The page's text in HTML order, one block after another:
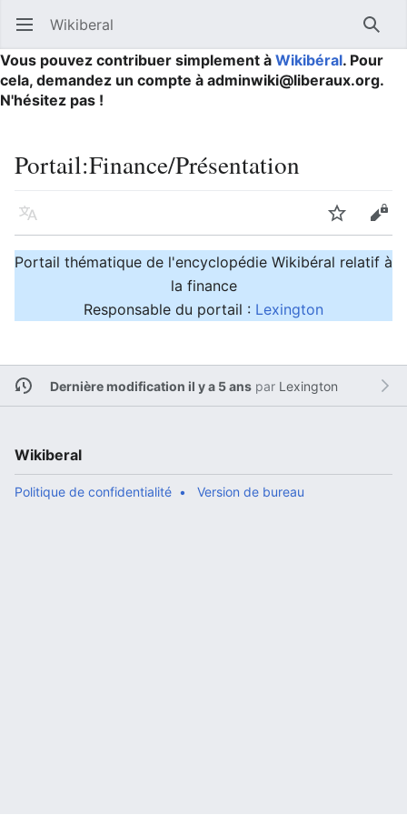
Ouvrir le menu principal Wikiberal
Vous pouvez contribuer simplement à Wikibéral. Pour
cela, demandez un compte à adminwiki@liberaux.org.
N'hésitez pas !
Portail:Finance/Présentation
Langue Suivre
Portail thématique de l'encyclopédie Wikibéral relatif à
la finance
Responsable du portail : Lexington
Dernière modification il y a 5 anspar Lexington
Wikiberal
Politique de confidentialité Version de bureau